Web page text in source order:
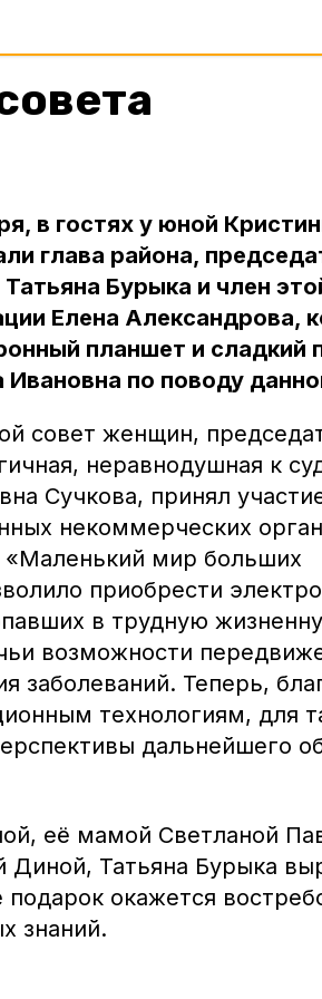
в гостях у юной
глава района,
Бурыка и член
Елена Александрова,
планшет и сладкий
Ивановна по поводу
совет женщин,
неравнодушная к
Сучкова, принял
некоммерческих
«Маленький мир больших
приобрести
в трудную
возможности
заболеваний. Теперь,
технологиям, для
дальнейшего
её мамой Светланой
Диной, Татьяна Бурыка
окажется
знаний.